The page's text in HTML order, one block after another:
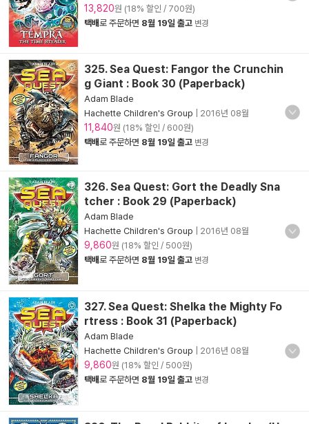
13,820원 (18% 할인 / 700원)
택배로 주문하면 8월 19일 출고 변경
325. Sea Quest: Fangor the Crunchin
g Giant : Book 30 (Paperback)
Adam Blade
Hachette Children's Group
2016년 08월
11,840원 (18% 할인 / 600원)
택배로 주문하면 8월 19일 출고 변경
326. Sea Quest: Gort the Deadly Sna
tcher : Book 29 (Paperback)
Adam Blade
Hachette Children's Group
2016년 08월
9,860원 (18% 할인 / 500원)
택배로 주문하면 8월 19일 출고 변경
327. Sea Quest: Shelka the Mighty Fo
rtress : Book 31 (Paperback)
Adam Blade
Hachette Children's Group
2016년 08월
9,860원 (18% 할인 / 500원)
택배로 주문하면 8월 19일 출고 변경